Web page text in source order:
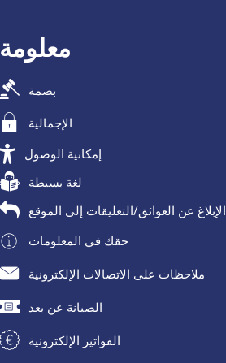
معلومة
بصمة
الإجمالية
إمكانية الوصول
لغة بسيطة
الإبلاغ عن العوائق/التعليقات إلى الموقع
حقك في المعلومات
ملاحظات على الاتصالات الإلكترونية
الصيانة عن بعد
الفواتير الإلكترونية